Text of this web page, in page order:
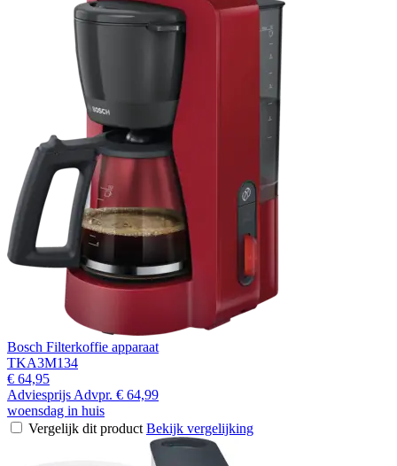
Bosch Filterkoffie apparaat
TKA3M134
€ 64,95
Adviesprijs Advpr. € 64,99
woensdag in huis
Vergelijk dit product Bekijk vergelijking